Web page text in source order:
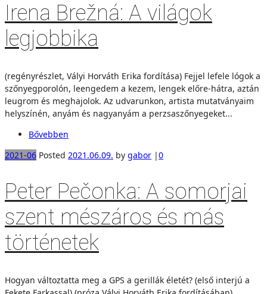
Irena Brežná: A világok
legjobbika
(regényrészlet, Vályi Horváth Erika fordítása) Fejjel lefele lógok a
szőnyegporolón, leengedem a kezem, lengek előre-hátra, aztán
leugrom és meghajolok. Az udvarunkon, artista mutatványaim
helyszínén, anyám és nagyanyám a perzsaszőnyegeket...
Bővebben
2021-06 Posted 2021.06.09. by gabor |0
Peter Pečonka: A somorjai
szent mészáros és más
történetek
Hogyan változtatta meg a GPS a gerillák életét? (első interjú a